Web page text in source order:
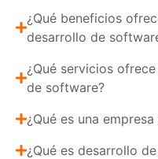
¿Qué beneficios
desarrollo de
¿Qué servicios
de software?
¿Qué es una
¿Qué es desarrollo